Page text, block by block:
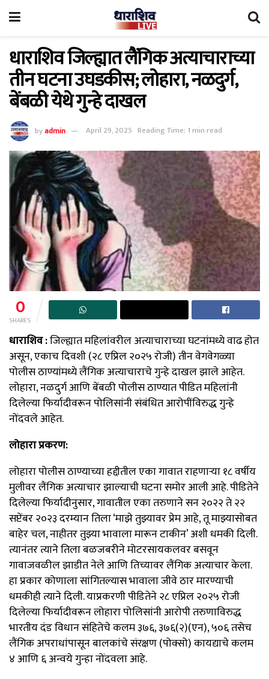
धाराशिव जिल्ह्यात लैंगिक अत्याचाराच्या
तीन घटना उघडकीस; लोहारा, नळदुर्ग,
बेंबळी येथे गुन्हे दाखल
byadmin April 29, 2025 Reading Time: 1 min read
0
SHARES
धाराशिव :जिल्ह्यात महिलांवरील अत्याचाराच्या घटनांमध्ये वाढ होत
असून, एकाच दिवशी (२८ एप्रिल २०२५ रोजी) तीन वेगवेगळ्या
पोलीस ठाण्यांमध्ये लैंगिक अत्याचाराचे गुन्हे दाखल झाले आहेत.
लोहारा, नळदुर्ग आणि बेंबळी पोलीस ठाण्यात पीडित महिलांनी
दिलेल्या फिर्यादीवरून पोलिसांनी संबंधित आरोपींविरुद्ध गुन्हे
नोंदवले आहेत.
लोहारा प्रकरण:
लोहारा पोलीस ठाण्याच्या हद्दीतील एका गावात राहणाऱ्या १८ वर्षीय
मुलीवर लैंगिक अत्याचार झाल्याची घटना समोर आली आहे. पीडितेने
दिलेल्या फिर्यादीनुसार, गावातील एका तरुणाने सन २०२२ ते २२
सप्टेंबर २०२३ दरम्यान तिला ‘माझे तुझ्यावर प्रेम आहे, तू माझ्यासोबत
बाहेर चल, नाहीतर तुझ्या भावाला मारून टाकीन’ अशी धमकी दिली.
त्यानंतर त्याने तिला बळजबरीने मोटरसायकलवर बसवून
गावाजवळील झाडीत नेले आणि तिच्यावर लैंगिक अत्याचार केला.
हा प्रकार कोणाला सांगितल्यास भावाला जीवे ठार मारण्याची
धमकीही त्याने दिली. याप्रकरणी पीडितेने २८ एप्रिल २०२५ रोजी
दिलेल्या फिर्यादीवरून लोहारा पोलिसांनी आरोपी तरुणाविरुद्ध
भारतीय दंड विधान संहितेचे कलम ३७६, ३७६(२)(एन), ५०६ तसेच
लैंगिक अपराधांपासून बालकांचे संरक्षण (पोक्सो) कायद्याचे कलम
४ आणि ६ अन्वये गुन्हा नोंदवला आहे.